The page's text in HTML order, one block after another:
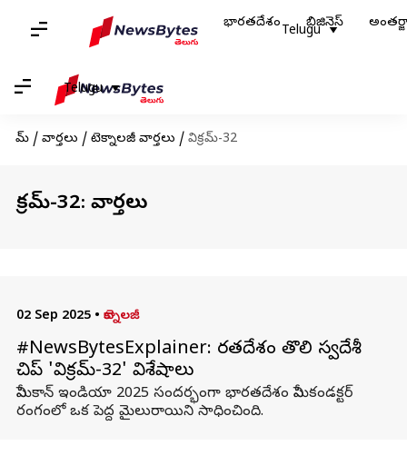
భారతదేశం బిజినెస్
Telugu
Telugu
హోమ్ / వార్తలు / టెక్నాలజీ వార్తలు / విక్రమ్‌-32
విక్రమ్‌-32: వార్తలు
02 Sep 2025 • టెక్నాలజీ
#NewsBytesExplainer: భారతదేశం తొలి స్వదేశీ
చిప్‌ 'విక్రమ్‌-32' విశేషాలు
సెమీకాన్‌ ఇండియా 2025 సందర్భంగా భారతదేశం సెమీకండక్టర్‌
రంగంలో ఒక పెద్ద మైలురాయిని సాధించింది.